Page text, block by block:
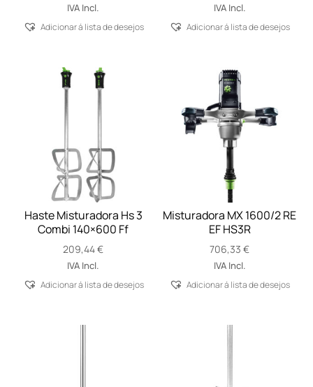
IVA Incl.
Adicionar á lista de desejos
IVA Incl.
Adicionar á lista de desejos
Haste Misturadora Hs 3
Combi 140×600 Ff
209,44€
IVA Incl.
Adicionar á lista de desejos
Misturadora MX 1600/2 RE
EF HS3R
706,33€
IVA Incl.
Adicionar á lista de desejos